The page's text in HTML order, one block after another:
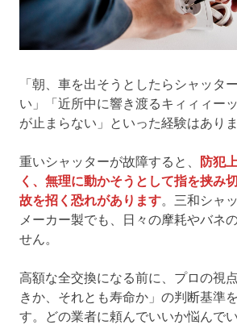
「朝、車を出そうとしたらシャッタ
い」「近所中に響き渡るキィィィー
が止まらない」といった経験はありま
重いシャッターが故障すると、 防犯
く、無理に動かそうとして指を挟み
故を招く恐れがあります。三和シャ
メーカー製でも、日々の摩耗やバネ
せん。
高額な全交換になる前に、プロの視
きか、それとも寿命か」の判断基準
す。どの業者に頼んでいいか悩んでい